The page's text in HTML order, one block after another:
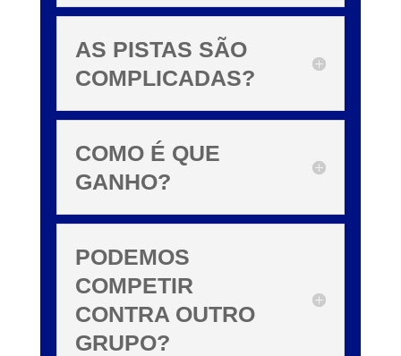
AS PISTAS SÃO
COMPLICADAS?
COMO É QUE
GANHO?
PODEMOS
COMPETIR
CONTRA OUTRO
GRUPO?